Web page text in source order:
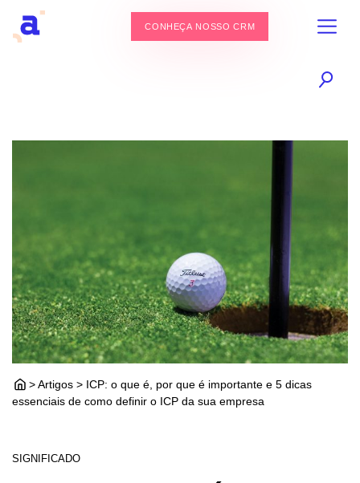
CONHEÇA NOSSO CRM
> Artigos > ICP: o que é, por que é importante e 5 dicas
essenciais de como definir o ICP da sua empresa
SIGNIFICADO